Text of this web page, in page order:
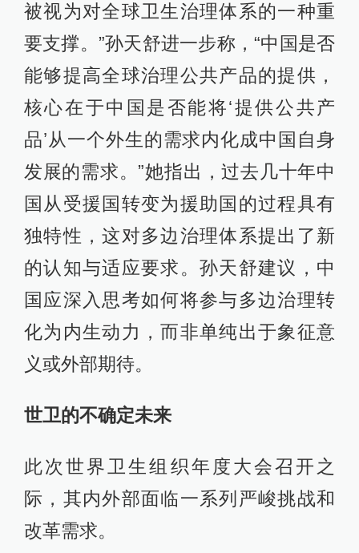
被视为对全球卫生治理体系的一种重
要支撑。”孙天舒进一步称，“中国是否
能够提高全球治理公共产品的提供，
核心在于中国是否能将‘提供公共产
品’从一个外生的需求内化成中国自身
发展的需求。”她指出，过去几十年中
国从受援国转变为援助国的过程具有
独特性，这对多边治理体系提出了新
的认知与适应要求。孙天舒建议，中
国应深入思考如何将参与多边治理转
化为内生动力，而非单纯出于象征意
义或外部期待。
世卫的不确定未来
此次世界卫生组织年度大会召开之
际，其内外部面临一系列严峻挑战和
改革需求。